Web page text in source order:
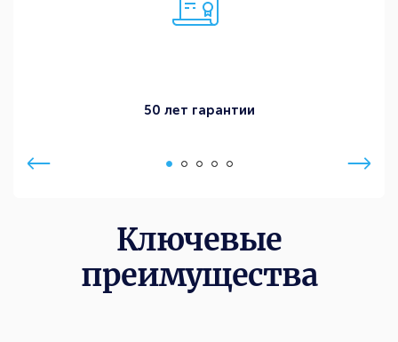
50 лет гарантии
Ключевые
преимущества